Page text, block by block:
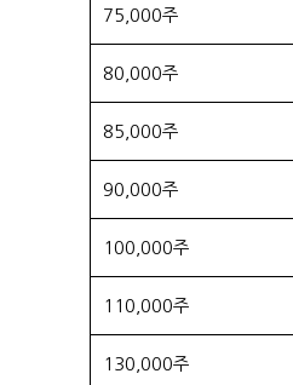
75,000주
80,000주
85,000주
90,000주
100,000주
110,000주
130,000주